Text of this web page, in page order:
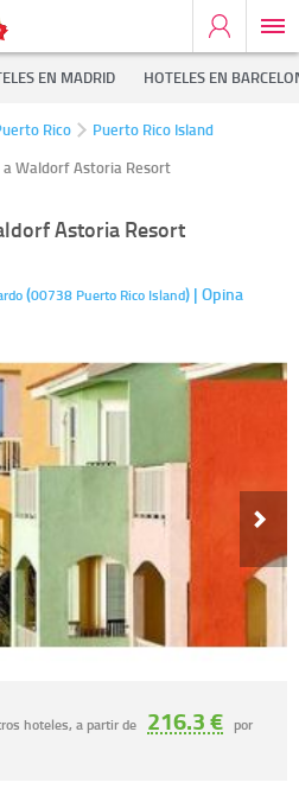
EN MADRID HOTELES EN
Rico
Puerto Rico Island
a Waldorf Astoria Resort
Astoria Resort
(00738 Puerto Rico Island) | Opina
hoteles, a partir de 216.3 € por